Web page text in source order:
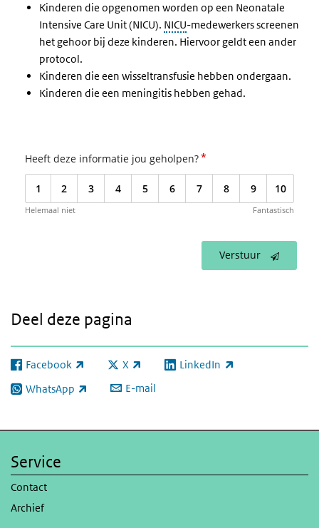
Kinderen die opgenomen worden op een Neonatale
Intensive Care Unit (NICU). NICU-medewerkers screenen
het gehoor bij deze kinderen. Hiervoor geldt een ander
protocol.
Kinderen die een wisseltransfusie hebben ondergaan.
Kinderen die een meningitis hebben gehad.
Heeft deze informatie jou geholpen?*
1 2 3 4 5 6 7 8 9 10
Helemaal niet Fantastisch
Verstuur
Deel deze pagina
Facebook
(externe link) X
(externe link) LinkedIn
(externe link)
WhatsApp
(externe link) E-mail
Service
Contact
Archief